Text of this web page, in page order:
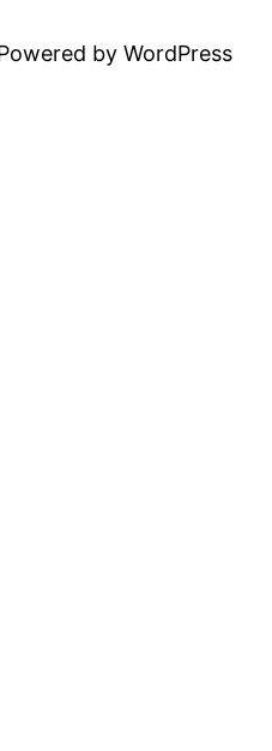
by WordPress